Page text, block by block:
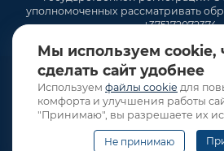
Мы используем cookie,
сделать сайт удобнее
Используем файлы cookie для
комфорта и улучшения работы
"Принимаю", вы разрешаете их
Не принимаю
уполномоченных рассматривать
+375172072374 .